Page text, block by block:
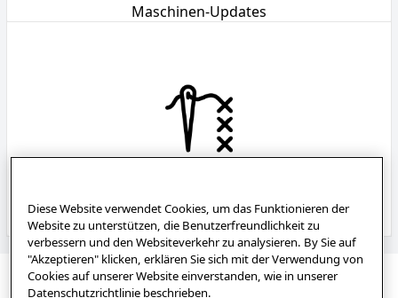
Maschinen-Updates
Stichanleitungen
Diese Website verwendet Cookies, um das Funktionieren der
Website zu unterstützen, die Benutzerfreundlichkeit zu
verbessern und den Websiteverkehr zu analysieren. By Sie auf
"Akzeptieren" klicken, erklären Sie sich mit der Verwendung von
Cookies auf unserer Website einverstanden, wie in unserer
Datenschutzrichtlinie beschrieben.